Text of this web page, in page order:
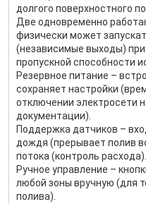
долгого поверхностного
Две одновременно
физически может
(независимые выходы)
пропускной способности
Резервное питание –
сохраняет настройки
отключении электросети
документации).
Поддержка датчиков –
дождя (прерывает полив
потока (контроль расхода).
Ручное управление –
любой зоны вручную (для
полива).